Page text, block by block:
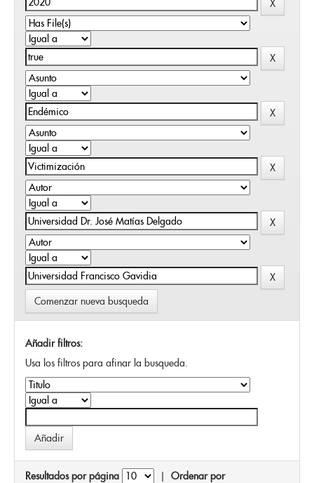
Comenzar nueva busqueda
Añadir filtros:
Usa los filtros para afinar la busqueda.
Resultados por página | Ordenar por